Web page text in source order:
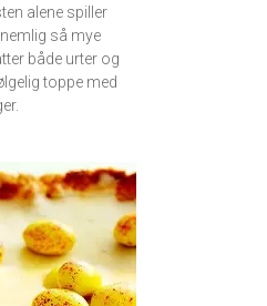
alene spiller
så mye
både urter og
toppe med